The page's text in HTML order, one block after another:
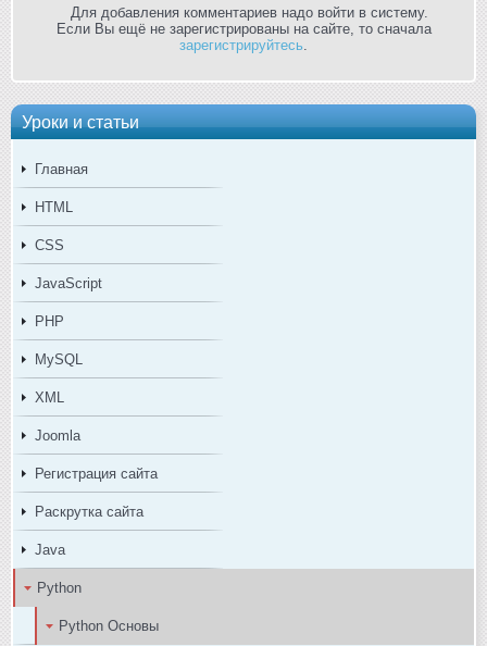
Уроки и статьи
Главная
HTML
CSS
JavaScript
PHP
MySQL
XML
Joomla
Регистрация сайта
Раскрутка сайта
Java
Python
Python Основы
Для добавления комментариев надо войти в систему.
Если Вы ещё не зарегистрированы на сайте, то сначала
зарегистрируйтесь